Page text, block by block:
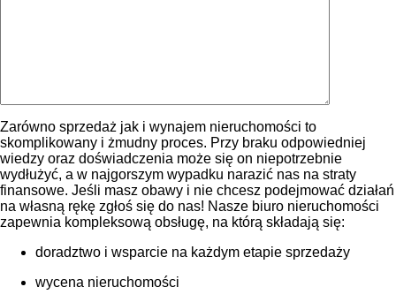
Zarówno sprzedaż jak i wynajem nieruchomości to
skomplikowany i żmudny proces. Przy braku odpowiedniej
wiedzy oraz doświadczenia może się on niepotrzebnie
wydłużyć, a w najgorszym wypadku narazić nas na straty
finansowe. Jeśli masz obawy i nie chcesz podejmować działań
na własną rękę zgłoś się do nas! Nasze biuro nieruchomości
zapewnia kompleksową obsługę, na którą składają się:
doradztwo i wsparcie na każdym etapie sprzedaży
wycena nieruchomości